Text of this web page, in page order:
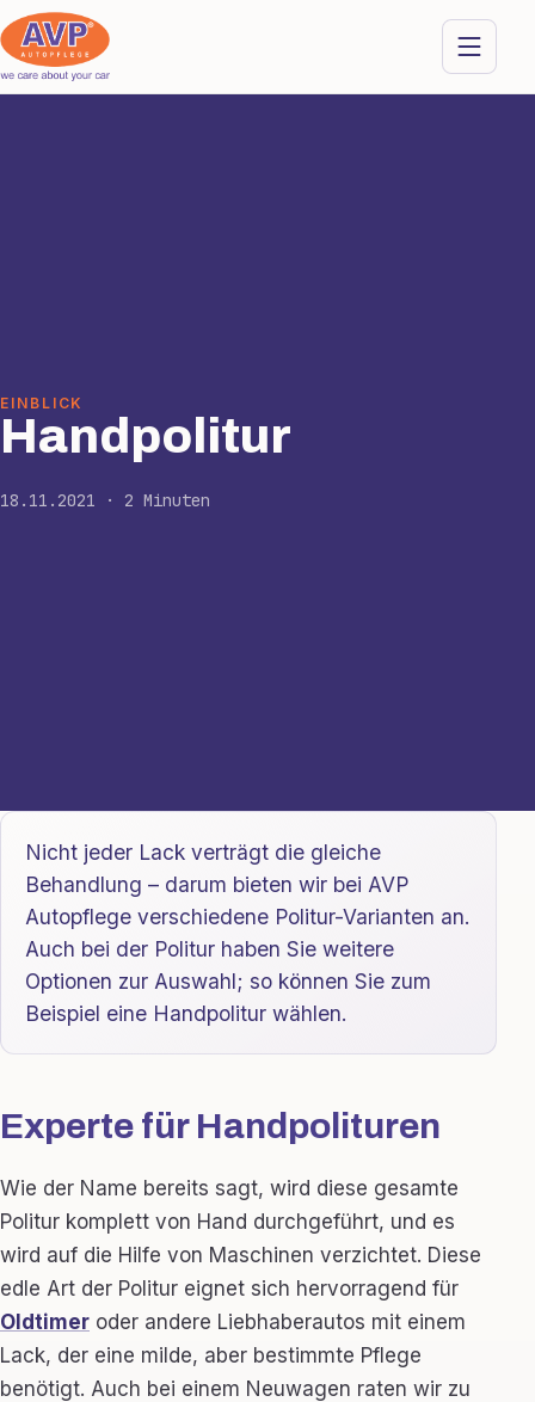
EINBLICK
Handpolitur
18.11.2021 · 2 Minuten
Nicht jeder Lack verträgt die gleiche
Behandlung – darum bieten wir bei AVP
Autopflege verschiedene Politur-Varianten an.
Auch bei der Politur haben Sie weitere
Optionen zur Auswahl; so können Sie zum
Beispiel eine Handpolitur wählen.
Experte für Handpolituren
Wie der Name bereits sagt, wird diese gesamte
Politur komplett von Hand durchgeführt, und es
wird auf die Hilfe von Maschinen verzichtet. Diese
edle Art der Politur eignet sich hervorragend für
Oldtimer oder andere Liebhaberautos mit einem
Lack, der eine milde, aber bestimmte Pflege
benötigt. Auch bei einem Neuwagen raten wir zu